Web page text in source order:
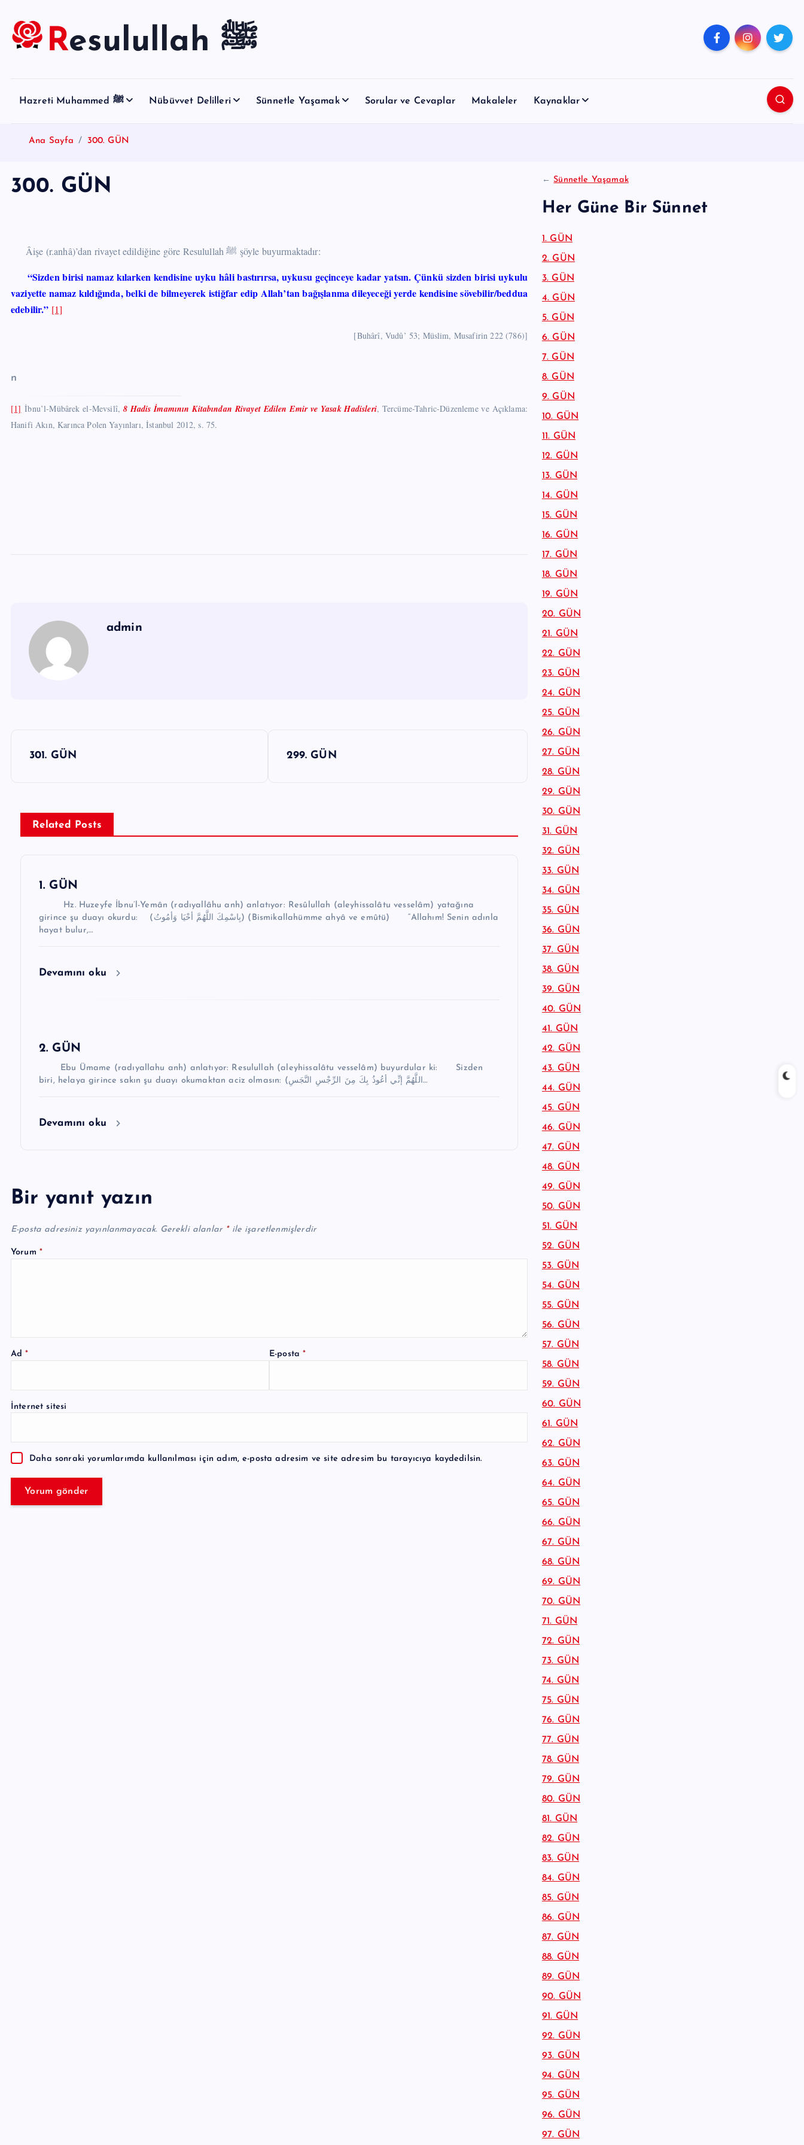
Resulullah ﷺ
Hazreti Muhammed ﷺ Nübüvvet Delilleri Sünnetle Yaşamak Sorular ve Cevaplar Makaleler Kaynaklar
Ana Sayfa 300. GÜN
300. GÜN
Âişe (r.anhâ)’dan rivayet edildiğine göre Resulullah ﷺ şöyle buyurmaktadır:
“Sizden birisi namaz kılarken kendisine uyku hâli bastırırsa, uykusu geçinceye kadar yatsın. Çünkü sizden birisi uykulu
vaziyette namaz kıldığında, belki de bilmeyerek istiğfar edip Allah’tan bağışlanma dileyeceği yerde kendisine sövebilir/beddua
edebilir.” [1]
[Buhârî, Vudû’ 53; Müslim, Musafirin 222 (786)]
n
[1] İbnu’l-Mübârek el-Mevsilî, 8 Hadis İmamının Kitabından Rivayet Edilen Emir ve Yasak Hadisleri, Tercüme-Tahric-Düzenleme ve Açıklama:
Hanifi Akın, Karınca Polen Yayınları, İstanbul 2012, s. 75.
admin
301. GÜN 299. GÜN
Related Posts
1. GÜN
Hz. Huzeyfe İbnu’l-Yemân (radıyallâhu anh) anlatıyor: Resûlullah (aleyhissalâtu vesselâm) yatağına
girince şu duayı okurdu: (بِاسْمِكَ اللَّهُمَّ أحْيَا وَأمُوتُ) (Bismikallahümme ahyâ ve emûtü) “Allahım! Senin adınla
hayat bulur,…
Devamını oku
2. GÜN
Ebu Ümame (radıyallahu anh) anlatıyor: Resulullah (aleyhissalâtu vesselâm) buyurdular ki: Sizden
biri, helaya girince sakın şu duayı okumaktan aciz olmasın: (اللَّهُمَّ إنِّي أعُوذُ بِكَ مِنَ الرِّجْسِ النَّجَسِ…
Devamını oku
Bir yanıt yazın
E-posta adresiniz yayınlanmayacak. Gerekli alanlar *ile işaretlenmişlerdir
Yorum *
Ad* E-posta*
İnternet sitesi
Daha sonraki yorumlarımda kullanılması için adım, e-posta adresim ve site adresim bu tarayıcıya kaydedilsin.
t
n
a
←Sünnetle Yaşamak
Her Güne Bir Sünnet
1. GÜN
2. GÜN
3. GÜN
4. GÜN
5. GÜN
6. GÜN
7. GÜN
8. GÜN
9. GÜN
10. GÜN
11. GÜN
12. GÜN
13. GÜN
14. GÜN
15. GÜN
16. GÜN
17. GÜN
18. GÜN
19. GÜN
20. GÜN
21. GÜN
22. GÜN
23. GÜN
24. GÜN
25. GÜN
26. GÜN
27. GÜN
28. GÜN
29. GÜN
30. GÜN
31. GÜN
32. GÜN
33. GÜN
34. GÜN
35. GÜN
36. GÜN
37. GÜN
38. GÜN
39. GÜN
40. GÜN
41. GÜN
42. GÜN
43. GÜN
44. GÜN
45. GÜN
46. GÜN
47. GÜN
48. GÜN
49. GÜN
50. GÜN
51. GÜN
52. GÜN
53. GÜN
54. GÜN
55. GÜN
56. GÜN
57. GÜN
58. GÜN
59. GÜN
60. GÜN
61. GÜN
62. GÜN
63. GÜN
64. GÜN
65. GÜN
66. GÜN
67. GÜN
68. GÜN
69. GÜN
70. GÜN
71. GÜN
72. GÜN
73. GÜN
74. GÜN
75. GÜN
76. GÜN
77. GÜN
78. GÜN
79. GÜN
80. GÜN
81. GÜN
82. GÜN
83. GÜN
84. GÜN
85. GÜN
86. GÜN
87. GÜN
88. GÜN
89. GÜN
90. GÜN
91. GÜN
92. GÜN
93. GÜN
94. GÜN
95. GÜN
96. GÜN
97. GÜN